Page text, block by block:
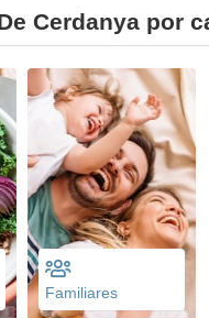
Cerdanya por
Familiares